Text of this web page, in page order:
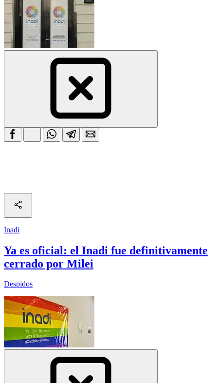
Inadi
Ya es oficial: el Inadi fue definitivamente
cerrado por Milei
Despidos